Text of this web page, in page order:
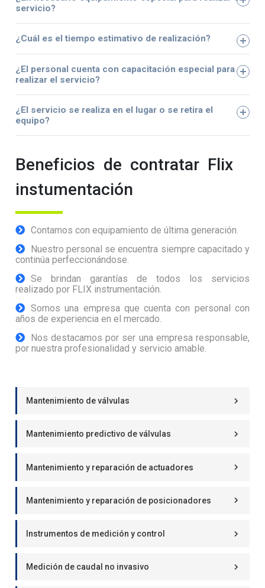
servicio?
¿Cuál es el tiempo estimativo de realización?
¿El personal cuenta con capacitación especial para
realizar el servicio?
¿El servicio se realiza en el lugar o se retira el
equipo?
Beneficios de contratar Flix
instumentación
Contamos con equipamiento de última generación.
Nuestro personal se encuentra siempre capacitado y
continúa perfeccionándose.
Se brindan garantías de todos los servicios
realizado por FLIX instrumentación.
Somos una empresa que cuenta con personal con
años de experiencia en el mercado.
Nos destacamos por ser una empresa responsable,
por nuestra profesionalidad y servicio amable.
Mantenimiento de válvulas
Mantenimiento predictivo de válvulas
Mantenimiento y reparación de actuadores
Mantenimiento y reparación de posicionadores
Instrumentos de medición y control
Medición de caudal no invasivo